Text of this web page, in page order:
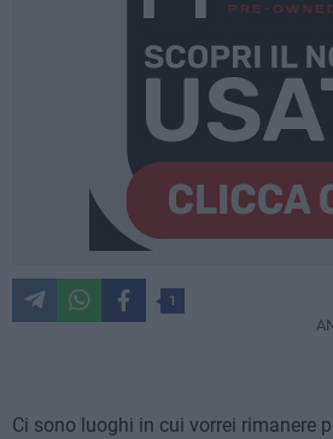
1
Ci sono luoghi in cui vorrei rimanere